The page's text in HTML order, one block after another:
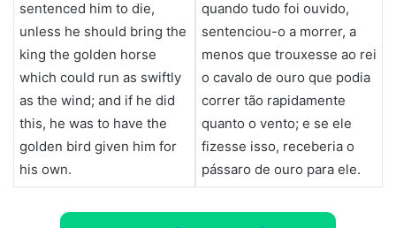
sentenced him to die,
unless he should bring the
king the golden horse
which could run as swiftly
as the wind; and if he did
this, he was to have the
golden bird given him for
his own.
quando tudo foi ouvido,
sentenciou-o a morrer, a
menos que trouxesse ao rei
o cavalo de ouro que podia
correr tão rapidamente
quanto o vento; e se ele
fizesse isso, receberia o
pássaro de ouro para ele.